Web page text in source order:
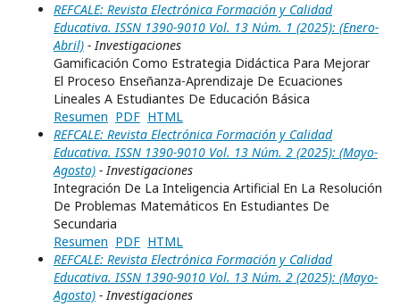
REFCALE: Revista Electrónica Formación y Calidad
Educativa. ISSN 1390-9010 Vol. 13 Núm. 1 (2025): (Enero-
Abril) - Investigaciones
Gamificación Como Estrategia Didáctica Para Mejorar
El Proceso Enseñanza-Aprendizaje De Ecuaciones
Lineales A Estudiantes De Educación Básica
Resumen PDF HTML
REFCALE: Revista Electrónica Formación y Calidad
Educativa. ISSN 1390-9010 Vol. 13 Núm. 2 (2025): (Mayo-
Agosto) - Investigaciones
Integración De La Inteligencia Artificial En La Resolución
De Problemas Matemáticos En Estudiantes De
Secundaria
Resumen PDF HTML
REFCALE: Revista Electrónica Formación y Calidad
Educativa. ISSN 1390-9010 Vol. 13 Núm. 2 (2025): (Mayo-
Agosto) - Investigaciones